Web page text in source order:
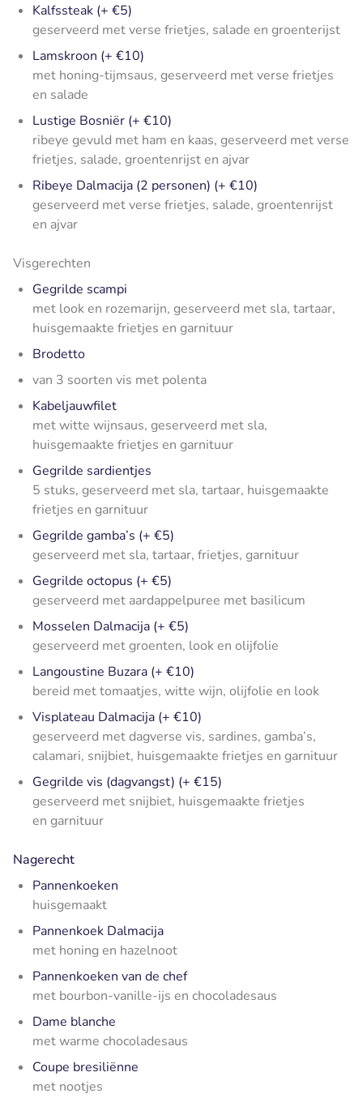
Kalfssteak (+ €5)
geserveerd met verse frietjes, salade en groenterijst
Lamskroon (+ €10)
met honing-tijmsaus, geserveerd met verse frietjes
en salade
Lustige Bosniër (+ €10)
ribeye gevuld met ham en kaas, geserveerd met verse
frietjes, salade, groentenrijst en ajvar
Ribeye Dalmacija (2 personen) (+ €10)
geserveerd met verse frietjes, salade, groentenrijst
en ajvar
Visgerechten
Gegrilde scampi
met look en rozemarijn, geserveerd met sla, tartaar,
huisgemaakte frietjes en garnituur
Brodetto
van 3 soorten vis met polenta
Kabeljauwfilet
met witte wijnsaus, geserveerd met sla,
huisgemaakte frietjes en garnituur
Gegrilde sardientjes
5 stuks, geserveerd met sla, tartaar, huisgemaakte
frietjes en garnituur
Gegrilde gamba’s (+ €5)
geserveerd met sla, tartaar, frietjes, garnituur
Gegrilde octopus (+ €5)
geserveerd met aardappelpuree met basilicum
Mosselen Dalmacija (+ €5)
geserveerd met groenten, look en olijfolie
Langoustine Buzara (+ €10)
bereid met tomaatjes, witte wijn, olijfolie en look
Visplateau Dalmacija (+ €10)
geserveerd met dagverse vis, sardines, gamba’s,
calamari, snijbiet, huisgemaakte frietjes en garnituur
Gegrilde vis (dagvangst) (+ €15)
geserveerd met snijbiet, huisgemaakte frietjes
en garnituur
Nagerecht
Pannenkoeken
huisgemaakt
Pannenkoek Dalmacija
met honing en hazelnoot
Pannenkoeken van de chef
met bourbon-vanille-ijs en chocoladesaus
Dame blanche
met warme chocoladesaus
Coupe bresiliënne
met nootjes